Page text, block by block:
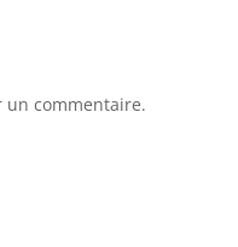
commentaire.